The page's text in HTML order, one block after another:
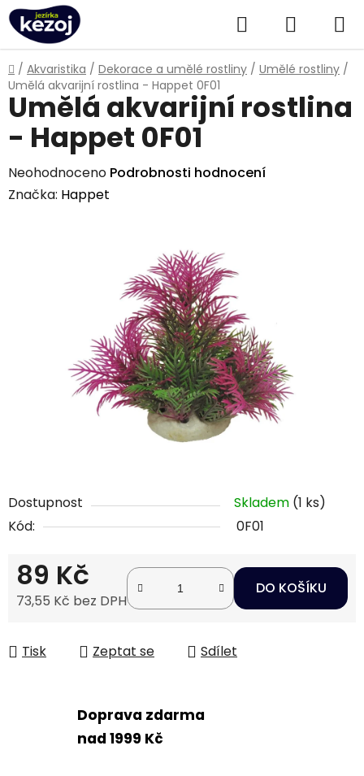
Přejít
na
obsah
Hledat
KOŠÍK
Domů
/ Akvaristika / Dekorace a umělé rostliny / Umělé rostliny /
Umělá akvarijní rostlina - Happet 0F01
Dostupnost Skladem (1 ks)
Kód:
0F01
89 Kč
73,55 Kč bez DPH
DO KOŠÍKU
Tisk Zeptat se Sdílet
Umělá akvarijní rostlina
- Happet 0F01
Průměrné
hodnocení
Neohodnoceno Podrobnosti hodnocení
Značka: Happet
Doprava zdarma
nad 1999 Kč